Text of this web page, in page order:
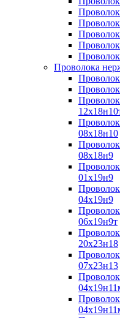
Проволока
08х18н10
08х18н9
01х19н9
04х19н9
06х19н9т
20х23н18
07х23н13